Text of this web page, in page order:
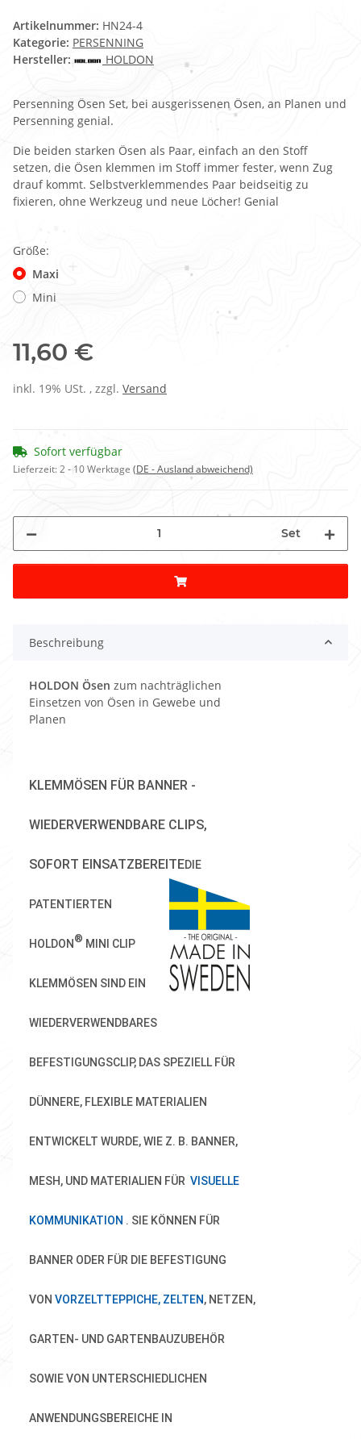
Artikelnummer: HN24-4
Kategorie: PERSENNING
Hersteller:
HOLDON
Persenning Ösen Set, bei ausgerissenen Ösen, an Planen und
Persenning genial.
Die beiden starken Ösen als Paar, einfach an den Stoff
setzen, die Ösen klemmen im Stoff immer fester, wenn Zug
drauf kommt. Selbstverklemmendes Paar beidseitig zu
fixieren, ohne Werkzeug und neue Löcher! Genial
Größe:
Maxi
Mini
11,60 €
inkl. 19% USt. , zzgl. Versand
Sofort verfügbar
Lieferzeit:2 - 10 Werktage (DE - Ausland abweichend)
Set
Beschreibung
HOLDON Ösen zum nachträglichen
Einsetzen von Ösen in Gewebe und
Planen
KLEMMÖSEN FÜR BANNER -
WIEDERVERWENDBARE CLIPS,
SOFORT EINSATZBEREITEDIE
PATENTIERTEN
HOLDON ® MINI CLIP
KLEMMÖSEN SIND EIN
WIEDERVERWENDBARES
BEFESTIGUNGSCLIP, DAS SPEZIELL FÜR
DÜNNERE, FLEXIBLE MATERIALIEN
ENTWICKELT WURDE, WIE Z. B. BANNER,
MESH, UND MATERIALIEN FÜR VISUELLE
KOMMUNIKATION . SIE KÖNNEN FÜR
BANNER ODER FÜR DIE BEFESTIGUNG
VON VORZELTTEPPICHE, ZELTEN, NETZEN,
GARTEN- UND GARTENBAUZUBEHÖR
SOWIE VON UNTERSCHIEDLICHEN
ANWENDUNGSBEREICHE IN